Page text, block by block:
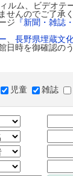
ルム、ビデオテ
せんのでご了承く
ジ 『新聞・雑誌
長野県埋蔵文
時を御確認の
児童 雑誌